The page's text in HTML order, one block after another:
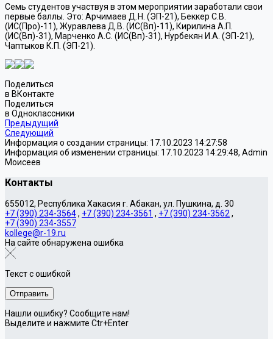
Семь студентов участвуя в этом мероприятии заработали свои
первые баллы. Это: Арчимаев Д.Н. (ЭП-21), Беккер С.В.
(ИС(Про)-11), Журавлева Д.В. (ИС(Вп)-11), Кирилина А.П.
(ИС(Вп)-31), Марченко А.С. (ИС(Вп)-31), Нурбекян И.А. (ЭП-21),
Чаптыков К.П. (ЭП-21).
Поделиться
в ВКонтакте
Поделиться
в Одноклассники
Предыдущий
Следующий
Информация о создании страницы: 17.10.2023 14:27:58
Информация об изменении страницы: 17.10.2023 14:29:48, Admin
Моисеев
Контакты
655012, Республика Хакасия г. Абакан, ул. Пушкина, д. 30
+7 (390) 234-3564, +7 (390) 234-3561 , +7 (390) 234-3562 ,
+7 (390) 234-3557
kollege@r-19.ru
На сайте обнаружена ошибка
Текст с ошибкой
Нашли ошибку? Сообщите нам!
Выделите и нажмите Ctr+Enter